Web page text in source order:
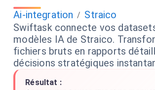
Ai-integration / Straico
Swiftask connecte vos
modèles IA de Straico.
fichiers bruts en rapports
décisions stratégiques
Résultat :